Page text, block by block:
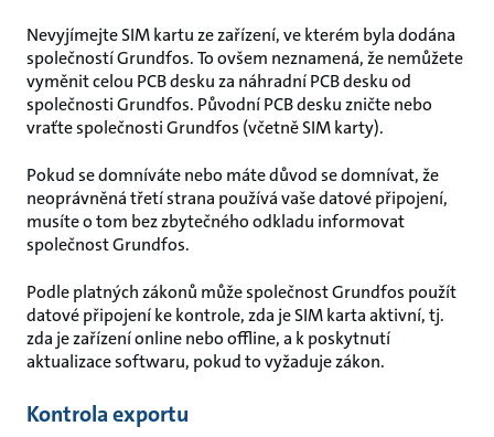
Nevyjímejte SIM kartu ze zařízení, ve kterém byla dodána
společností Grundfos. To ovšem neznamená, že nemůžete
vyměnit celou PCB desku za náhradní PCB desku od
společnosti Grundfos. Původní PCB desku zničte nebo
vraťte společnosti Grundfos (včetně SIM karty).
Pokud se domníváte nebo máte důvod se domnívat, že
neoprávněná třetí strana používá vaše datové připojení,
musíte o tom bez zbytečného odkladu informovat
společnost Grundfos.
Podle platných zákonů může společnost Grundfos použít
datové připojení ke kontrole, zda je SIM karta aktivní, tj.
zda je zařízení online nebo offline, a k poskytnutí
aktualizace softwaru, pokud to vyžaduje zákon.
Kontrola exportu